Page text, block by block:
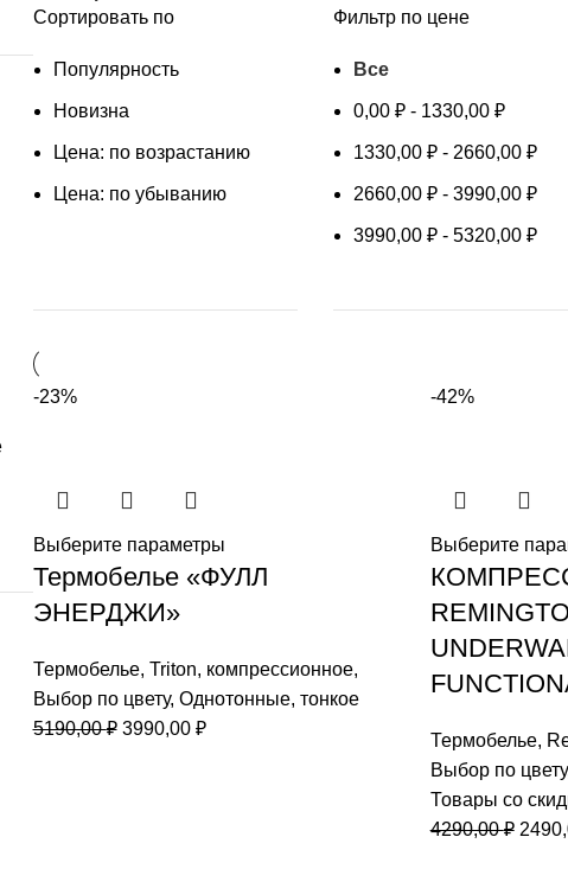
Сортировать по
Популярность
Новизна
Цена: по возрастанию
Цена: по убыванию
Фильтр по цене
Все
0,00₽ - 1330,00₽
1330,00₽ - 2660,00₽
2660,00₽ -3990,00₽
3990,00₽ -5320,00₽
-23%
Выберите параметры
Термобелье «ФУЛЛ
ЭНЕРДЖИ»
Термобелье, Triton, компрессионное,
Выбор по цвету, Однотонные, тонкое
5190,00₽ Первоначальная
3990,00 ₽Текущая
-42%
Выберите
Термобелье,
Выбор по цвету
Товары со
4290,00₽